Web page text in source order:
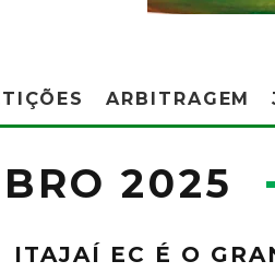
ARBITRAGEM
2025
ITAJAÍ EC É O